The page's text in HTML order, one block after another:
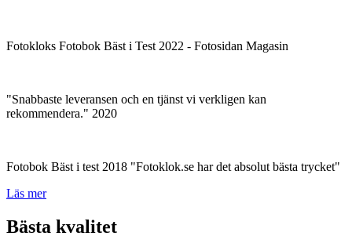
Fotokloks Fotobok Bäst i Test 2022 - Fotosidan Magasin
"Snabbaste leveransen och en tjänst vi verkligen kan
rekommendera." 2020
Fotobok Bäst i test 2018 "Fotoklok.se har det absolut bästa trycket"
Läs mer
Bästa kvalitet